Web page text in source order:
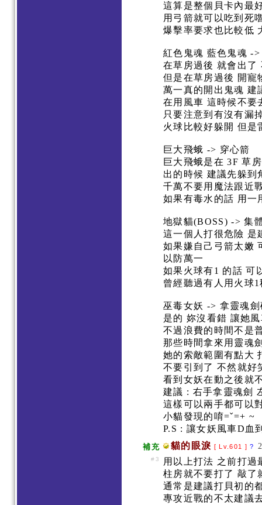
這算是整個貝卡內最
用弓箭就可以吃到死
爆擊率要求也比較低
紅色鬼魂 藍色鬼魂 -
在草房過後 就會出
但是在草房過後 開
萬一真的開出鬼魂
在用風車 這時候不
只要注意到有沒有漏
火球比較好躲開 但
巨大飛蛾 -> 穿心箭
巨大飛蛾是在 3F 草
出的時候 建議先躲
千萬不要用魔法跟近
如果有毒水的話 用
地獄貓(BOSS) -> 集
這一個人打很危險
如果嫌自己弓箭太嫩
以防萬一
如果火球有1 的話
曾經聽過有人用火球
巫毒女妖 -> 拿靈魂
是的 妳沒看錯 讓她
不過浪費的時間不是
那些時間拿來用靈魂
她的索敵範圍有點大
不要引到了 不然就
看到女妖在動之後就
建議 : 右手拿靈魂劍
這樣可以兩手都可以
小貓發現的唷=ˇ=+ ~
P.S : 讓女妖風車D血
補充 貓的眼淚 [ Lv.601 ]?
#3
用以上打法 之前打
柱房就不要打了 敲
通常是建議打貝初的
專攻近戰的不太建議